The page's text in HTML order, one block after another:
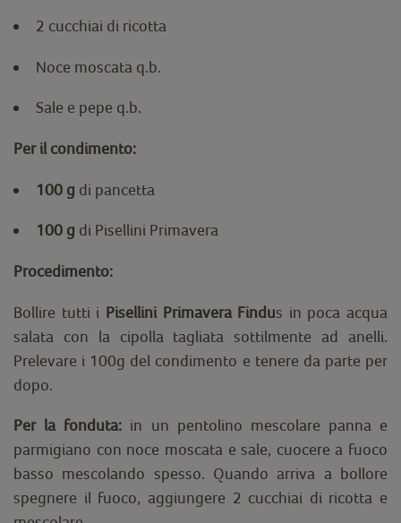
2 cucchiai di ricotta
Noce moscata q.b.
Sale e pepe q.b.
Per il condimento:
100 g di pancetta
100 g di Pisellini Primavera
Procedimento:
Bollire tutti i Pisellini Primavera Findus in poca acqua
salata con la cipolla tagliata sottilmente ad anelli.
Prelevare i 100g del condimento e tenere da parte per
dopo.
Per la fonduta: in un pentolino mescolare panna e
parmigiano con noce moscata e sale, cuocere a fuoco
basso mescolando spesso. Quando arriva a bollore
spegnere il fuoco, aggiungere 2 cucchiai di ricotta e